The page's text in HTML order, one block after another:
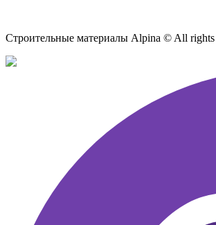
Строительные материалы Alpina © All rights